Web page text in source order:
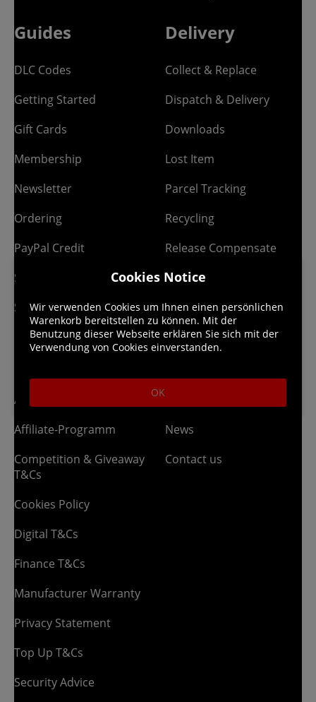
Guides
DLC Codes
Getting Started
Gift Cards
Membership
Newsletter
Ordering
PayPal Credit
Share & Earn
Site Map
Delivery
Collect & Replace
Dispatch & Delivery
Downloads
Lost Item
Parcel Tracking
Recycling
Release Compensate
Returns Policy
AGB
Affiliate-Programm
Competition & Giveaway
T&Cs
Cookies Policy
Digital T&Cs
Finance T&Cs
Manufacturer Warranty
Privacy Statement
Top Up T&Cs
Security Advice
News
Contact us
Cookies Notice
Wir verwenden Cookies um Ihnen einen persönlichen
Warenkorb bereitstellen zu können. Mit der
Benutzung dieser Webseite erklären Sie sich mit der
Verwendung von Cookies einverstanden.
OK